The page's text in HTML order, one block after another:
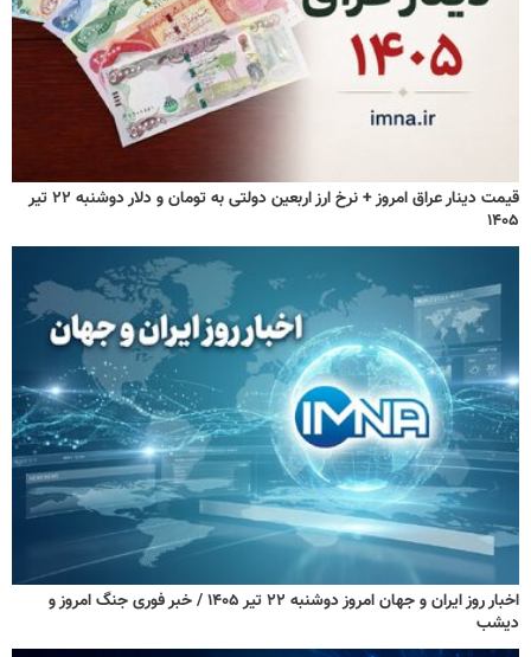
قیمت دینار عراق امروز + نرخ ارز اربعین دولتی به تومان و دلار دوشنبه ۲۲ تیر
۱۴۰۵
اخبار روز ایران و جهان امروز دوشنبه ۲۲ تیر ۱۴۰۵ / خبر فوری جنگ امروز و
دیشب